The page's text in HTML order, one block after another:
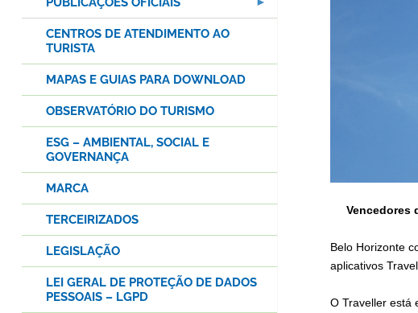
Vencedores
Belo Horizonte
aplicativos
O Traveller está
CENTROS DE ATENDIMENTO AO
TURISTA
MAPAS E GUIAS PARA DOWNLOAD
OBSERVATÓRIO DO TURISMO
ESG – AMBIENTAL, SOCIAL E
GOVERNANÇA
MARCA
TERCEIRIZADOS
LEGISLAÇÃO
LEI GERAL DE PROTEÇÃO DE DADOS
PESSOAIS – LGPD